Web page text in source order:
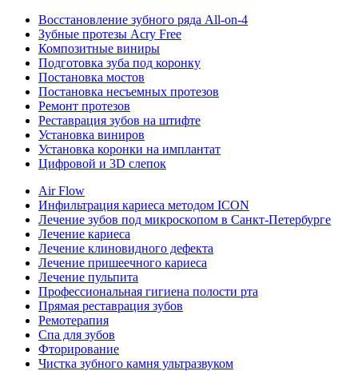
Восстановление зубного ряда All‑on‑4
Зубные протезы Acry Free
Композитные виниры
Подготовка зуба под коронку
Постановка мостов
Постановка несъемных протезов
Ремонт протезов
Реставрация зубов на штифте
Установка виниров
Установка коронки на имплантат
Цифровой и 3D слепок
Air Flow
Инфильтрация кариеса методом ICON
Лечение зубов под микроскопом в Санкт-Петербурге
Лечение кариеса
Лечение клиновидного дефекта
Лечение пришеечного кариеса
Лечение пульпита
Профессиональная гигиена полости рта
Прямая реставрация зубов
Ремотерапия
Спа для зубов
Фторирование
Чистка зубного камня ультразвуком